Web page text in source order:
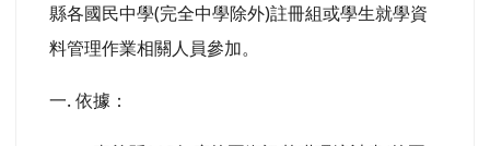
縣各國民中學(完全中學除外)註冊組或學生就學資
料管理作業相關人員參加。
一. 依據：